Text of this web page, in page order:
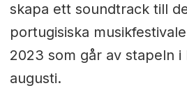
skapa ett soundtrack till
portugisiska
2023 som går av stapeln i
augusti.